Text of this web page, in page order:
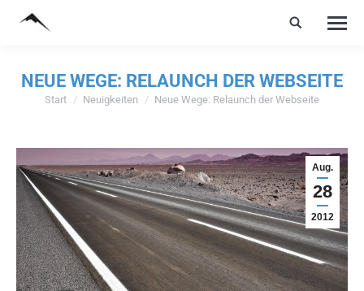
NEUE WEGE: RELAUNCH DER WEBSEITE
Sie befinden sich hier:
Start Neuigkeiten Neue Wege: Relaunch der Webseite
Aug.
28
2012